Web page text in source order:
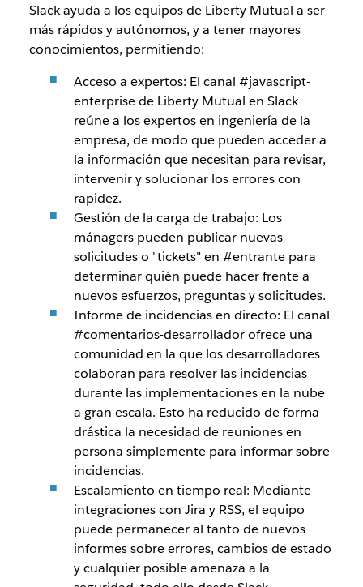
Slack ayuda a los equipos de Liberty Mutual a ser
más rápidos y autónomos, y a tener mayores
conocimientos, permitiendo:
Acceso a expertos: El canal #javascript-
enterprise de Liberty Mutual en Slack
reúne a los expertos en ingeniería de la
empresa, de modo que pueden acceder a
la información que necesitan para revisar,
intervenir y solucionar los errores con
rapidez.
Gestión de la carga de trabajo: Los
mánagers pueden publicar nuevas
solicitudes o "tickets" en #entrante para
determinar quién puede hacer frente a
nuevos esfuerzos, preguntas y solicitudes.
Informe de incidencias en directo: El canal
#comentarios-desarrollador ofrece una
comunidad en la que los desarrolladores
colaboran para resolver las incidencias
durante las implementaciones en la nube
a gran escala. Esto ha reducido de forma
drástica la necesidad de reuniones en
persona simplemente para informar sobre
incidencias.
Escalamiento en tiempo real: Mediante
integraciones con Jira y RSS, el equipo
puede permanecer al tanto de nuevos
informes sobre errores, cambios de estado
y cualquier posible amenaza a la